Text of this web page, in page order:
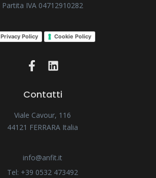
Partita IVA 04712910282
Privacy Policy Cookie Policy
Contatti
Viale Cavour, 116
44121 FERRARA Italia
info@anfit.it
Tel: +39 0532 473492